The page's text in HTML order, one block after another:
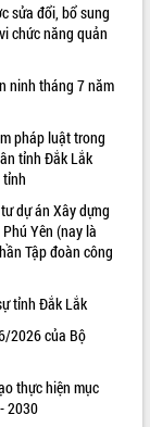
sửa đổi, bổ sung
chức năng quản
ninh tháng 7 năm
pháp luật trong
tỉnh Đắk Lắk
dự án Xây dựng
Yên (nay là
Tập đoàn công
tỉnh Đắk Lắk
2026 của Bộ
thực hiện mục
2030